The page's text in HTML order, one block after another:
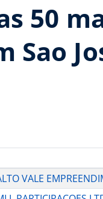
50
Sao
VALE